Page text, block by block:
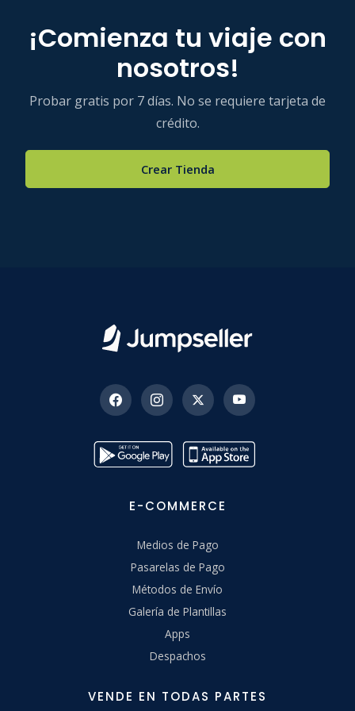
¡Comienza tu viaje con
nosotros!
Probar gratis por 7 días. No se requiere tarjeta de
crédito.
Crear Tienda
E-COMMERCE
Medios de Pago
Pasarelas de Pago
Métodos de Envío
Galería de Plantillas
Apps
Despachos
VENDE EN TODAS PARTES